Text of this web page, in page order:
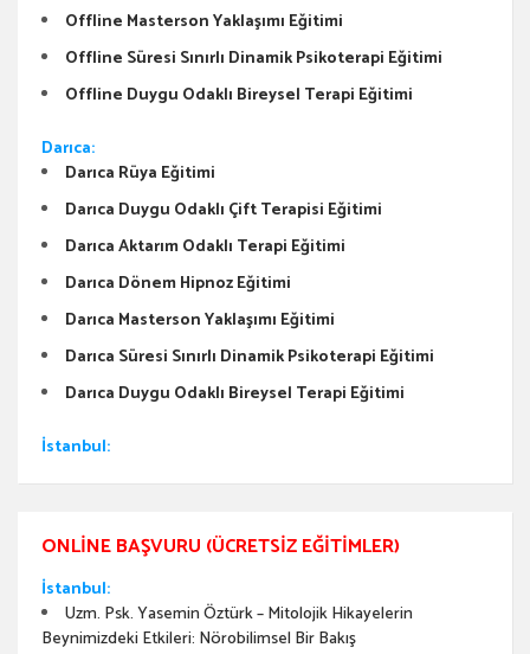
Offline Masterson Yaklaşımı Eğitimi
Offline Süresi Sınırlı Dinamik Psikoterapi Eğitimi
Offline Duygu Odaklı Bireysel Terapi Eğitimi
Darıca:
Darıca Rüya Eğitimi
Darıca Duygu Odaklı Çift Terapisi Eğitimi
Darıca Aktarım Odaklı Terapi Eğitimi
Darıca Dönem Hipnoz Eğitimi
Darıca Masterson Yaklaşımı Eğitimi
Darıca Süresi Sınırlı Dinamik Psikoterapi Eğitimi
Darıca Duygu Odaklı Bireysel Terapi Eğitimi
İstanbul:
ONLINE BAŞVURU (ÜCRETSIZ EĞITIMLER)
İstanbul:
Uzm. Psk. Yasemin Öztürk – Mitolojik Hikayelerin
Beynimizdeki Etkileri: Nörobilimsel Bir Bakış